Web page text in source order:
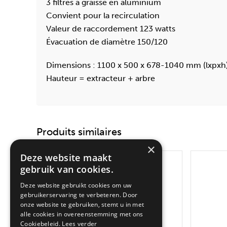
3 filtres à graisse en aluminium
Convient pour la recirculation
Valeur de raccordement 123 watts
Évacuation de diamètre 150/120
Dimensions : 1100 x 500 x 678-1040 mm
Hauteur = extracteur + arbre
Produits similaires
×
Deze website maakt
gebruik van cookies.
Deze website gebruikt cookies om uw
gebruikerservaring te verbeteren. Door
onze website te gebruiken, stemt u in met
alle cookies in overeenstemming met ons
Cookiebeleid. Lees verder